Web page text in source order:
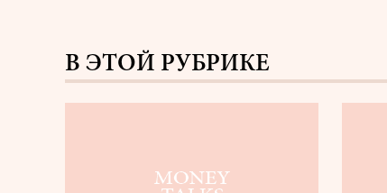
В ЭТОЙ РУБРИКЕ